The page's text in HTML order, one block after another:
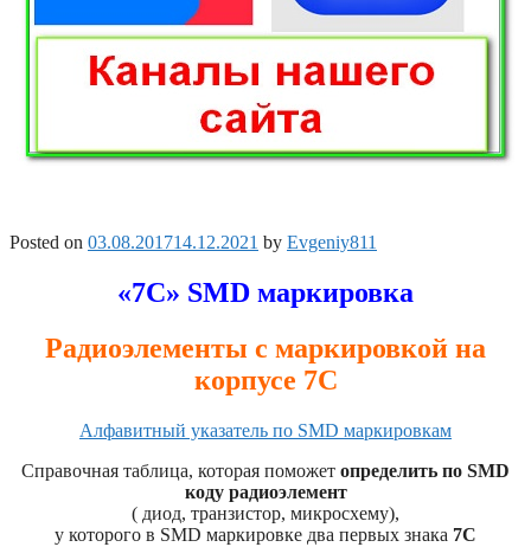
Posted on 03.08.201714.12.2021 by Evgeniy811
«7C» SMD маркировка
Радиоэлементы с маркировкой на
корпусе 7C
Алфавитный указатель по SMD маркировкам
Справочная таблица, которая поможет определить по SMD
коду радиоэлемент
( диод, транзистор, микросхему),
у которого в SMD маркировке два первых знака 7C